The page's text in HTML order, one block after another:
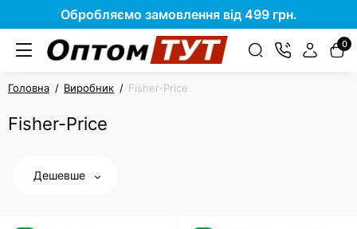
Обробляємо замовлення від 499 грн.
0
Головна Виробник Fisher-Price
Fisher-Price
Дешевше